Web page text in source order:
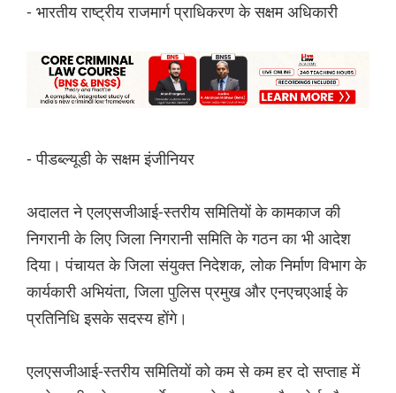
- भारतीय राष्ट्रीय राजमार्ग प्राधिकरण के सक्षम अधिकारी
- पीडब्ल्यूडी के सक्षम इंजीनियर
अदालत ने एलएसजीआई-स्तरीय समितियों के कामकाज की
निगरानी के लिए जिला निगरानी समिति के गठन का भी आदेश
दिया। पंचायत के जिला संयुक्त निदेशक, लोक निर्माण विभाग के
कार्यकारी अभियंता, जिला पुलिस प्रमुख और एनएचएआई के
प्रतिनिधि इसके सदस्य होंगे।
एलएसजीआई-स्तरीय समितियों को कम से कम हर दो सप्ताह में